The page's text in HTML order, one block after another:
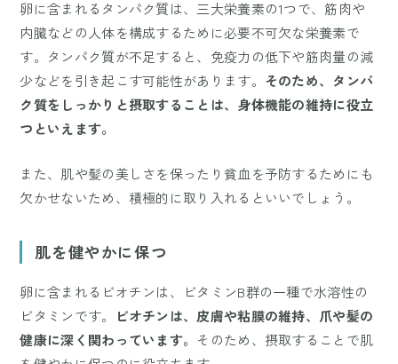
卵に含まれるタンパク質は、三大栄養素の1つで、筋肉や
内臓などの人体を構成するために必要不可欠な栄養素で
す。タンパク質が不足すると、免疫力の低下や筋肉量の減
少などを引き起こす可能性があります。 そのため、タンパ
ク質をしっかりと摂取することは、身体機能の維持に役立
つといえます。
また、肌や髪の美しさを保ったり貧血を予防するためにも
欠かせないため、積極的に取り入れるといいでしょう。
肌を健やかに保つ
卵に含まれるビオチンは、ビタミンB群の一種で水溶性の
ビタミンです。
ビオチンは、皮膚や粘膜の維持、爪や髪の
健康に深く関わっています。 そのため、摂取することで肌